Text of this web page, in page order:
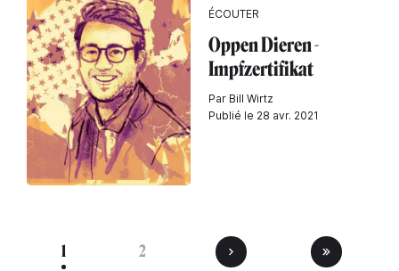
ÉCOUTER
Oppen Dieren -
Impfzertifikat
Par Bill Wirtz
Publié le 28 avr. 2021
1 2